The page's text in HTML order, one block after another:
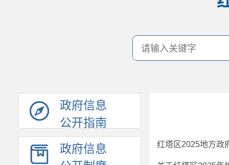
政府信息
公开指南
政府信息
红塔区2025地方政